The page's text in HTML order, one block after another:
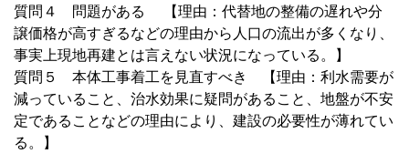
質問４ 問題がある 【理由：代替地の整備の遅れや分
譲価格が高すぎるなどの理由から人口の流出が多くなり、
事実上現地再建とは言えない状況になっている。】
質問５ 本体工事着工を見直すべき 【理由：利水需要が
減っていること、治水効果に疑問があること、地盤が不安
定であることなどの理由により、建設の必要性が薄れてい
る。】